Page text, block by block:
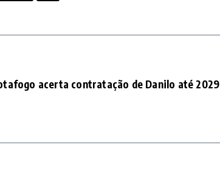
acerta contratação de Danilo até 2029